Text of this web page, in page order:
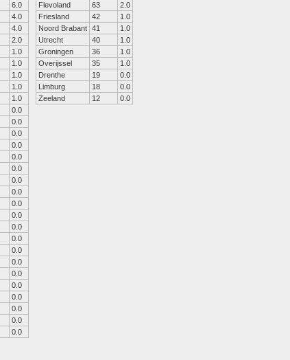
6.0
4.0
4.0
2.0
1.0
1.0
1.0
1.0
1.0
0.0
0.0
0.0
0.0
0.0
0.0
0.0
0.0
0.0
0.0
0.0
0.0
0.0
0.0
0.0
0.0
0.0
0.0
0.0
0.0
Flevoland
63
2.0
Friesland
42
1.0
Noord Brabant 41
1.0
Utrecht
40
1.0
Groningen
36
1.0
Overijssel
35
1.0
Drenthe
19
0.0
Limburg
18
0.0
Zeeland
12 0.0